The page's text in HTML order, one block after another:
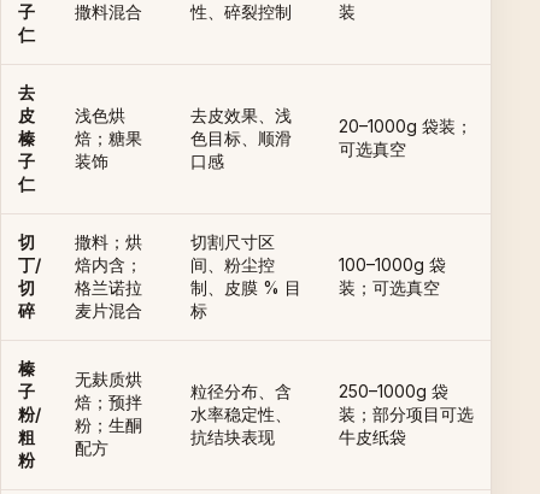
子
仁
撒料混合
性、碎裂控制
装
去
皮
榛
子
仁
浅色烘
焙；糖果
装饰
去皮效果、浅
色目标、顺滑
口感
20–1000g 袋装；
可选真空
切
丁/
切
碎
撒料；烘
焙内含；
格兰诺拉
麦片混合
切割尺寸区
间、粉尘控
制、皮膜 % 目
标
100–1000g 袋
装；可选真空
榛
子
粉/
粗
粉
无麸质烘
焙；预拌
粉；生酮
配方
粒径分布、含
水率稳定性、
抗结块表现
250–1000g 袋
装；部分项目可选
牛皮纸袋